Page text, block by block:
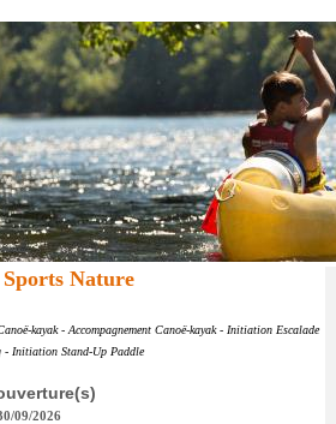
Nature
kayak - Accompagnement Canoë-kayak - Initiation Escalade
Initiation Stand-Up Paddle
09/2026